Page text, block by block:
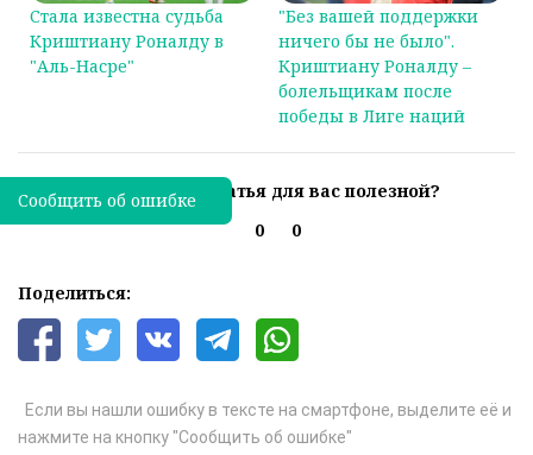
Стала известна судьба
Криштиану Роналду в
"Аль-Насре"
"Без вашей поддержки
ничего бы не было".
Криштиану Роналду –
болельщикам после
победы в Лиге наций
Была ли эта статья для вас полезной?
0
0
Поделиться:
Если вы нашли ошибку в тексте на смартфоне, выделите её и
нажмите на кнопку "Сообщить об ошибке"
Сообщить об ошибке